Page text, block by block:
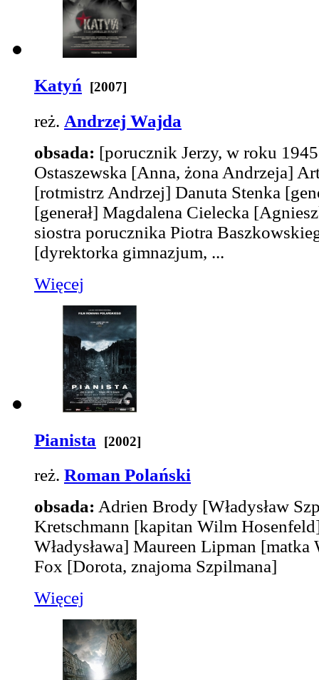
Katyń [2007]
reż. Andrzej Wajda
obsada: [porucznik Jerzy, w roku
Ostaszewska [Anna, żona Andrzeja]
[rotmistrz Andrzej] Danuta Stenka
[generał] Magdalena Cielecka
siostra porucznika Piotra
[dyrektorka gimnazjum, ...
Więcej
Pianista [2002]
reż. Roman Polański
obsada: Adrien Brody [Władysław
Kretschmann [kapitan Wilm
Władysława] Maureen Lipman [matka
Fox [Dorota, znajoma Szpilmana]
Więcej